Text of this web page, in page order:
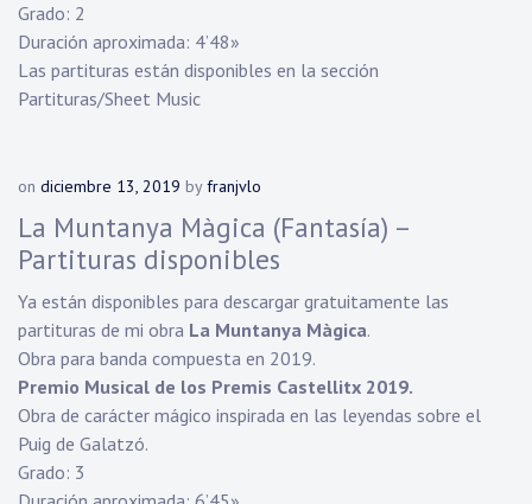
Grado: 2
Duración aproximada: 4’48»
Las partituras están disponibles en la sección
Partituras/Sheet Music
on diciembre 13, 2019 byfranjvlo
La Muntanya Màgica (Fantasía) –
Partituras disponibles
Ya están disponibles para descargar gratuitamente las
partituras de mi obra La Muntanya Màgica.
Obra para banda compuesta en 2019.
Premio Musical de los Premis Castellitx 2019.
Obra de carácter mágico inspirada en las leyendas sobre el
Puig de Galatzó.
Grado: 3